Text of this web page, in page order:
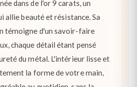
dans de l'or 9 carats, un
allie beauté et résistance. Sa
témoigne d'un savoir-faire
chaque détail étant pensé
du métal. L'intérieur lisse et
la forme de votre main,